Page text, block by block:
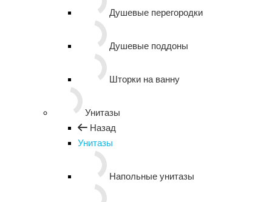
Душевые перегородки
Душевые поддоны
Шторки на ванну
Унитазы
Назад
Унитазы
Напольные унитазы